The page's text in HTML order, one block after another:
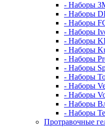
- Наборы
- Наборы
- Наборы
- Наборы
- Наборы
- Наборы
- Наборы
- Наборы
- Наборы
- Наборы
- Наборы
- Наборы
- Наборы
Протравочные